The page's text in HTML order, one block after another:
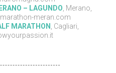
– LAGUNDO , Merano,
meran.com
MARATHON
, Cagliari,